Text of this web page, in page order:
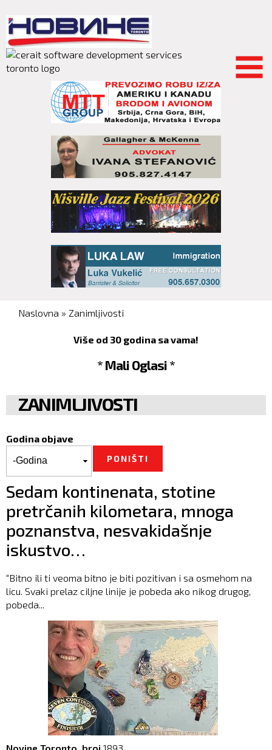
main
content
You are here
Naslovna » Zanimljivosti
Više od 30 godina sa vama!
* Mali Oglasi *
ZANIMLJIVOSTI
Godina objave
Sedam kontinenata, stotine
pretrčanih kilometara, mnoga
poznanstva, nesvakidašnje
iskustvo…
“Bitno ili ti veoma bitno je biti pozitivan i sa osmehom na
licu. Svaki prelaz ciljne linije je pobeda ako nikog drugog,
pobeda...